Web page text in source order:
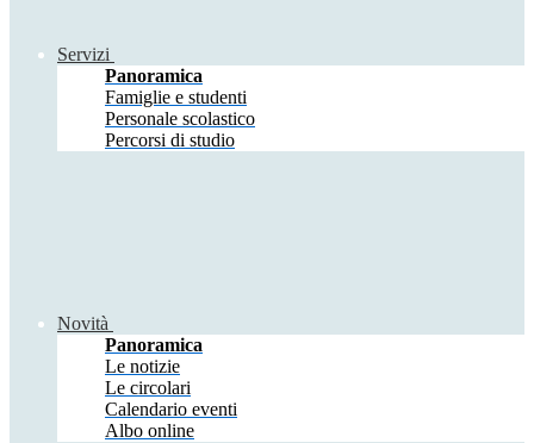
Servizi
Panoramica
Famiglie e studenti
Personale scolastico
Percorsi di studio
Novità
Panoramica
Le notizie
Le circolari
Calendario eventi
Albo online